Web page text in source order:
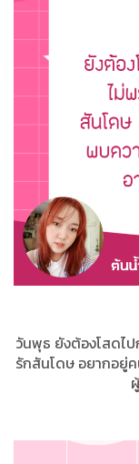
วันพุธ ยังต้องโสดไป
รักสันโดษ อยากอยู่